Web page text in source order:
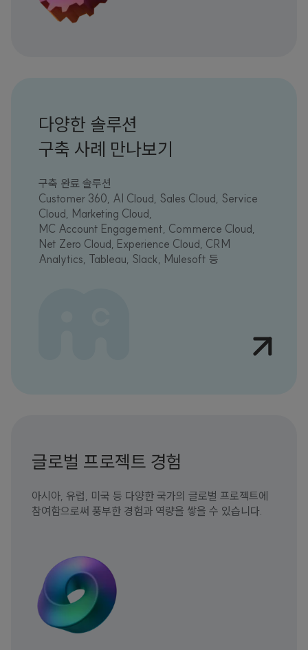
다양한 솔루션
구축 사례 만나보기
구축 완료 솔루션
Customer 360, AI Cloud, Sales Cloud, Service
Cloud, Marketing Cloud,
MC Account Engagement, Commerce Cloud,
Net Zero Cloud, Experience Cloud, CRM
Analytics, Tableau, Slack, Mulesoft 등
글로벌 프로젝트 경험
아시아, 유럽, 미국 등 다양한 국가의 글로벌 프로젝트에
참여함으로써 풍부한 경험과 역량을 쌓을 수 있습니다.